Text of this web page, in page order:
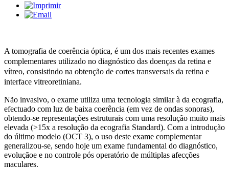
A tomografia de coerência óptica, é um dos mais recentes exames
complementares utilizado no diagnóstico das doenças da retina e
vítreo, consistindo na obtenção de cortes transversais da retina e
interface vitreoretiniana.
Não invasivo, o exame utiliza uma tecnologia similar à da ecografia,
efectuado com luz de baixa coerência (em vez de ondas sonoras),
obtendo-se representações estruturais com uma resolução muito mais
elevada (>15x a resolução da ecografia Standard). Com a introdução
do último modelo (OCT 3), o uso deste exame complementar
generalizou-se, sendo hoje um exame fundamental do diagnóstico,
evoluçãoe e no controle pós operatório de múltiplas afecções
maculares.